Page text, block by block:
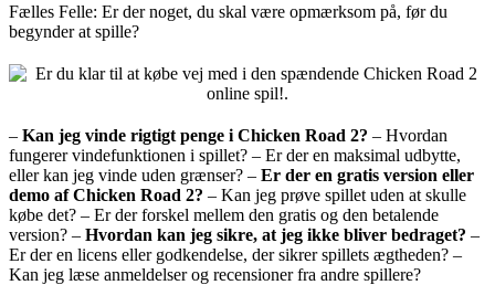
Fælles Felle: Er der noget, du skal være opmærksom på, før du
begynder at spille?
– Kan jeg vinde rigtigt penge i Chicken Road 2? – Hvordan
fungerer vindefunktionen i spillet? – Er der en maksimal udbytte,
eller kan jeg vinde uden grænser? – Er der en gratis version eller
demo af Chicken Road 2? – Kan jeg prøve spillet uden at skulle
købe det? – Er der forskel mellem den gratis og den betalende
version? – Hvordan kan jeg sikre, at jeg ikke bliver bedraget? –
Er der en licens eller godkendelse, der sikrer spillets ægtheden? –
Kan jeg læse anmeldelser og recensioner fra andre spillere?